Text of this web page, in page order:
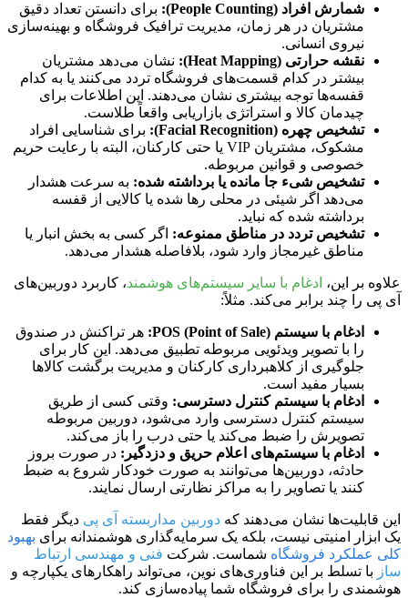
شمارش افراد (People Counting):
برای دانستن تعداد دقیق
مشتریان در هر زمان، مدیریت ترافیک فروشگاه و بهینه‌سازی
نیروی انسانی.
نقشه حرارتی (Heat Mapping):
نشان می‌دهد مشتریان
بیشتر در کدام قسمت‌های فروشگاه تردد می‌کنند یا به کدام
قفسه‌ها توجه بیشتری نشان می‌دهند. این اطلاعات برای
چیدمان کالا و استراتژی بازاریابی واقعاً طلاست.
تشخیص چهره (Facial Recognition):
برای شناسایی افراد
مشکوک، مشتریان VIP یا حتی کارکنان، البته با رعایت حریم
خصوصی و قوانین مربوطه.
تشخیص شیء جا مانده یا برداشته شده: به سرعت هشدار
می‌دهد اگر شیئی در محلی رها شده یا کالایی از قفسه
برداشته شده که نباید.
تشخیص تردد در مناطق ممنوعه: اگر کسی به بخش انبار یا
مناطق غیرمجاز وارد شود، بلافاصله هشدار می‌دهد.
علاوه بر این، ادغام با سایر سیستم‌های هوشمند، کاربرد دوربین‌های
آی پی را چند برابر می‌کند. مثلاً:
ادغام با سیستم POS (Point of Sale):
هر تراکنش در صندوق
را با تصویر ویدئویی مربوطه تطبیق می‌دهد. این کار برای
جلوگیری از کلاهبرداری کارکنان و مدیریت برگشت کالاها
بسیار مفید است.
ادغام با سیستم کنترل دسترسی: وقتی کسی از طریق
سیستم کنترل دسترسی وارد می‌شود، دوربین مربوطه
تصویرش را ضبط می‌کند یا حتی درب را باز می‌کند.
ادغام با سیستم‌های اعلام حریق و دزدگیر: در صورت بروز
حادثه، دوربین‌ها می‌توانند به صورت خودکار شروع به ضبط
کنند یا تصاویر را به مراکز نظارتی ارسال نمایند.
این قابلیت‌ها نشان می‌دهند که دوربین مداربسته آی پی دیگر فقط
یک ابزار امنیتی نیست، بلکه یک سرمایه‌گذاری هوشمندانه برای بهبود
کلی عملکرد فروشگاه شماست. شرکت فنی و مهندسی ارتباط
ساز با تسلط بر این فناوری‌های نوین، می‌تواند راهکارهای یکپارچه و
هوشمندی را برای فروشگاه شما پیاده‌سازی کند.